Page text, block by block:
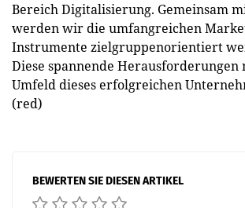
Bereich Digitalisierung. Gemeinsam
werden wir die umfangreichen
Instrumente zielgruppenorientiert
Diese spannende Herausforderungen
Umfeld dieses erfolgreichen
(red)
BEWERTEN SIE DIESEN ARTIKEL